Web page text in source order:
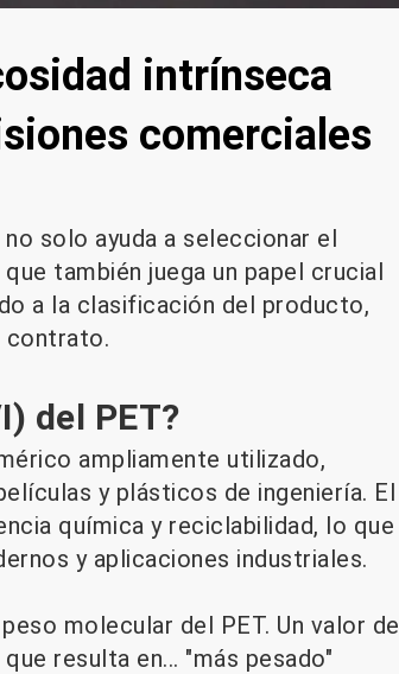
intrínseca
comerciales
solo ayuda a seleccionar el
también juega un papel crucial
a la clasificación del producto,
contrato.
del PET?
ampliamente utilizado,
y plásticos de ingeniería. El
química y reciclabilidad, lo que
y aplicaciones industriales.
molecular del PET. Un valor de
resulta en... "más pesado"